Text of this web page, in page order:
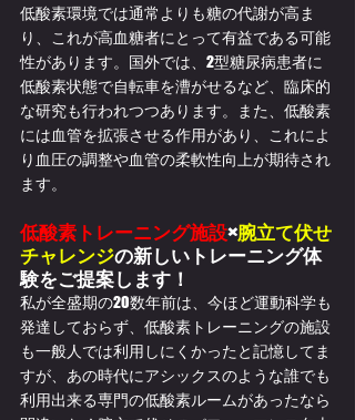
低酸素環境では通常よりも糖の代謝が高ま
り、これが高血糖者にとって有益である可能
性があります。国外では、2型糖尿病患者に
低酸素状態で自転車を漕がせるなど、臨床的
な研究も行われつつあります。また、低酸素
には血管を拡張させる作用があり、これによ
り血圧の調整や血管の柔軟性向上が期待され
ます。
低酸素トレーニング施設×腕立て伏せ
チャレンジの新しいトレーニング体
験をご提案します！
私が全盛期の20数年前は、今ほど運動科学も
発達しておらず、低酸素トレーニングの施設
も一般人では利用しにくかったと記憶してま
すが、あの時代にアシックスのような誰でも
利用出来る専門の低酸素ルームがあったなら